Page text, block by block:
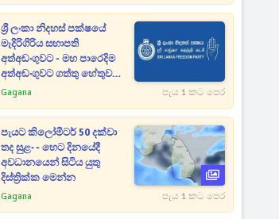
ශ්‍රී ලංකා නිදහස් පක්ෂයේ
මැදිරිගිරිය සභාපති
අත්අඩංගුවට - මහ පාරෙදිම
අත්අඩංගුවට ගත්තු හේතුව
මෙන්න
Gagana පැය 1 කට පෙර
පැයට කිලෝමීටර් 50 දක්වා
තද සුළං - හෙට දිනයේදී
අවධානයෙන් සිටිය යුතු
දිස්ත්‍රික්ක මෙන්න
Gagana පැය 1 කට පෙර